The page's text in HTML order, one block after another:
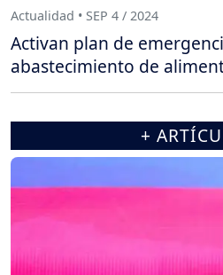
Actualidad • SEP 4 / 2024
Activan plan de
abastecimiento de
+